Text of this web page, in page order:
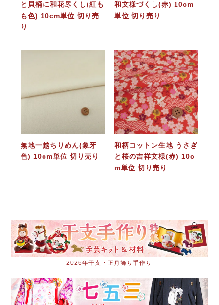
と貝桶に和花尽くし(紅も
も色) 10cm単位 切り売
り
和文様づくし(赤) 10cm
単位 切り売り
無地一越ちりめん(象牙
色) 10cm単位 切り売り
和柄コットン生地 うさぎ
と桜の吉祥文様(赤) 10c
m単位 切り売り
2026年干支・正月飾り手作り